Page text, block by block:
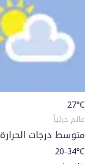
27°C
غائم جزئياً
متوسط درجات الحرارة
20-34°C